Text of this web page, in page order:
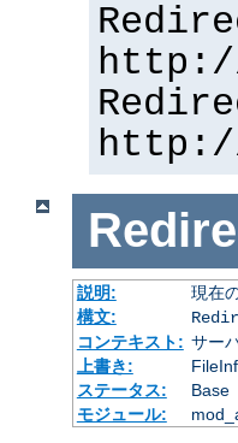
http://
http://
説明:
現在
構文:
コンテキスト: サー
上書き:
ステータス:
Base
モジュール: